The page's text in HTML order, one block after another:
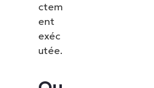
ctem
ent
exéc
utée.